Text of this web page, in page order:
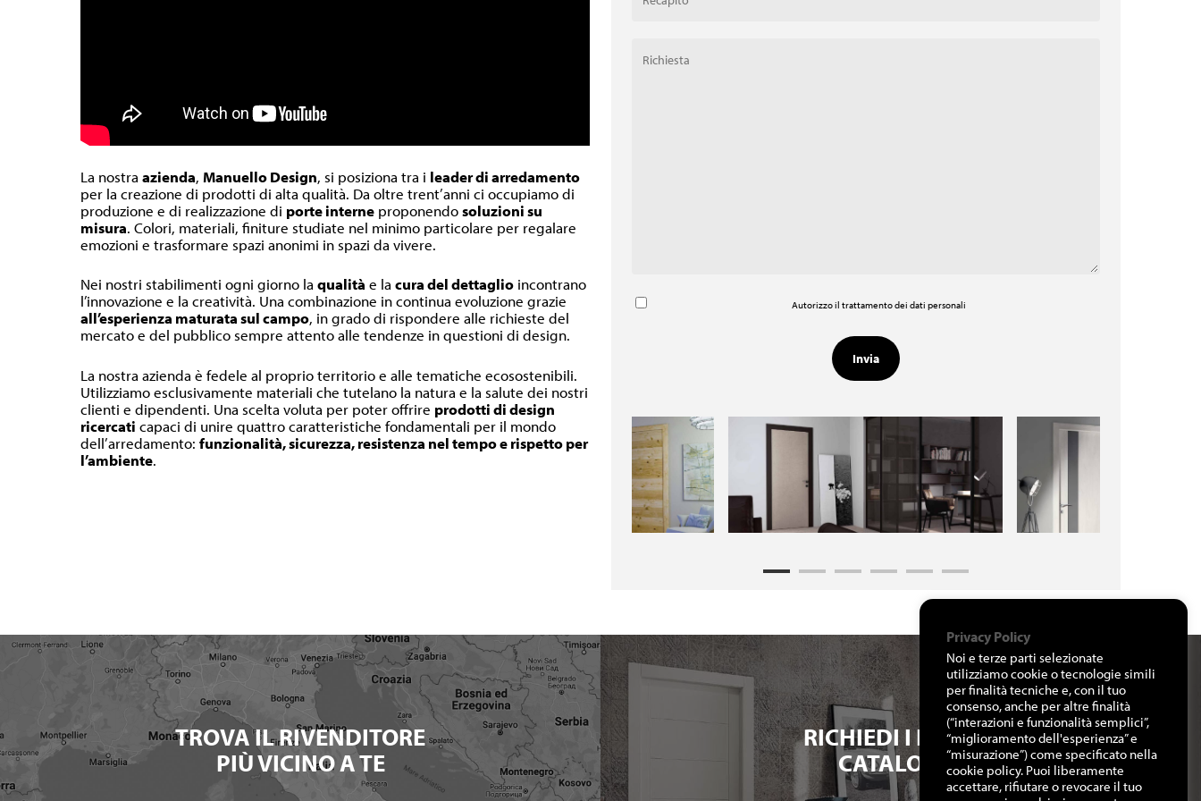
La nostraazienda, Manuello Design, si posiziona tra i leader di arredamento
per la creazione di prodotti di alta qualità. Da oltre trent’anni ci occupiamo di
produzione e di realizzazione di porte interne proponendosoluzioni su
misura. Colori, materiali, finiture studiate nel minimo particolare per regalare
emozioni e trasformare spazi anonimi in spazi da vivere.
Nei nostri stabilimenti ogni giorno laqualità e lacura del dettaglio incontrano
l’innovazione e la creatività. Una combinazione in continua evoluzione grazie
all’esperienza maturata sul campo, in grado di rispondere alle richieste del
mercato e del pubblico sempre attento alle tendenze in questioni di design.
La nostra azienda è fedele al proprio territorio e alle tematiche ecosostenibili.
Utilizziamo esclusivamente materiali che tutelano la natura e la salute dei nostri
clienti e dipendenti. Una scelta voluta per poter offrire prodotti di design
ricercati capaci di unire quattro caratteristiche fondamentali per il mondo
dell’arredamento:funzionalità, sicurezza, resistenza nel tempo e rispetto per
l’ambiente.
Autorizzo il trattamento dei dati personali
TROVA IL RIVENDITORE
PIÙ VICINO A TE
RICHIEDI I NOSTRI
CATALOGHI
Privacy Policy
Noi e terze parti selezionate
utilizziamo cookie o tecnologie simili
per finalità tecniche e, con il tuo
consenso, anche per altre finalità
(“interazioni e funzionalità semplici”,
“miglioramento dell'esperienza” e
“misurazione”) come specificato nella
cookie policy. Puoi liberamente
accettare, rifiutare o revocare il tuo